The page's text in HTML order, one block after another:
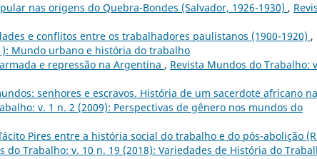
nas origens do Quebra-Bondes (Salvador, 1926-1930) ,
e conflitos entre os trabalhadores paulistanos (1900-1920) ,
Mundo urbano e história do trabalho
e repressão na Argentina , Revista Mundos do Trabalho:
senhores e escravos. História de um sacerdote africano na
v. 1 n. 2 (2009): Perspectivas de gênero nos mundos do
Pires entre a história social do trabalho e do pós-abolição
do Trabalho: v. 10 n. 19 (2018): Variedades de História do